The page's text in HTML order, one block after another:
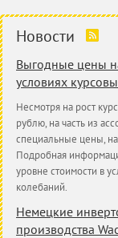
Новости
Выгодные цены
условиях
Несмотря на рост
рублю, на часть из
специальные цены,
Подробная
уровне стоимости в
колебаний.
Немецкие
производства